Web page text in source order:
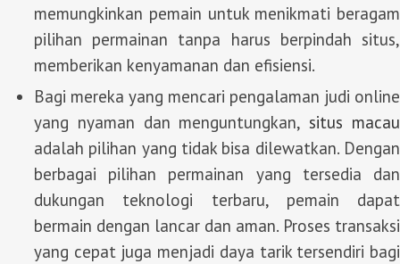
memungkinkan pemain untuk menikmati beragam
pilihan permainan tanpa harus berpindah situs,
memberikan kenyamanan dan efisiensi.
Bagi mereka yang mencari pengalaman judi online
yang nyaman dan menguntungkan, situs macau
adalah pilihan yang tidak bisa dilewatkan. Dengan
berbagai pilihan permainan yang tersedia dan
dukungan teknologi terbaru, pemain dapat
bermain dengan lancar dan aman. Proses transaksi
yang cepat juga menjadi daya tarik tersendiri bagi